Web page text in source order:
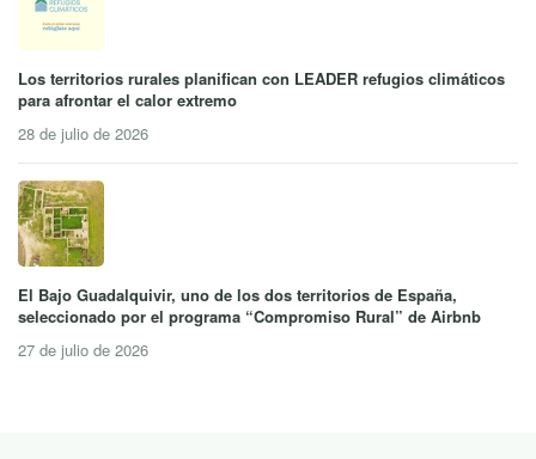
Los territorios rurales planifican con LEADER refugios climáticos
para afrontar el calor extremo
28 de julio de 2026
El Bajo Guadalquivir, uno de los dos territorios de España,
seleccionado por el programa “Compromiso Rural” de Airbnb
27 de julio de 2026